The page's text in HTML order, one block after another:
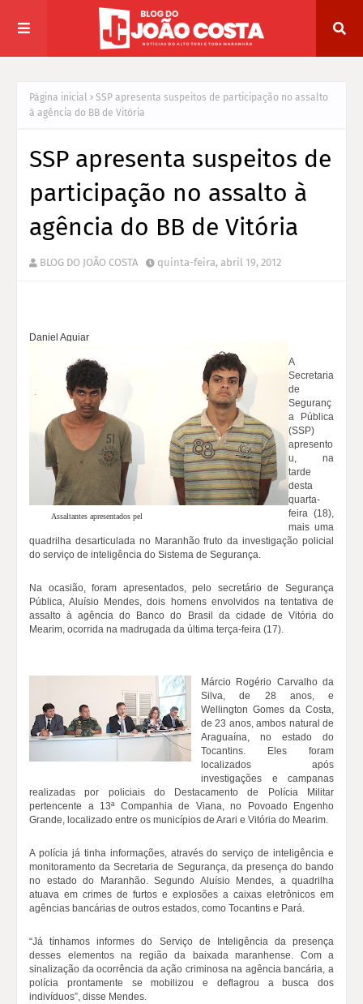
Página inicial
SSP apresenta suspeitos de participação no assalto
à agência do BB de Vitória
SSP apresenta suspeitos de
participação no assalto à
agência do BB de Vitória
BLOG DO JOÃO COSTA quinta-feira, abril 19, 2012
Daniel Aguiar
Assaltantes apresentados pel
A
Secretaria
de
Seguranç
a Pública
(SSP)
apresento
u, na
tarde
desta
quarta-
feira (18),
mais uma
quadrilha desarticulada no Maranhão fruto da investigação policial
do serviço de inteligência do Sistema de Segurança.
Na ocasião, foram apresentados, pelo secretário de Segurança
Pública, Aluísio Mendes, dois homens envolvidos na tentativa de
assalto à agência do Banco do Brasil da cidade de Vitória do
Mearim, ocorrida na madrugada da última terça-feira (17).
Márcio Rogério Carvalho da
Silva, de 28 anos, e
Wellington Gomes da Costa,
de 23 anos, ambos natural de
Araguaína, no estado do
Tocantins. Eles foram
localizados após
investigações e campanas
realizadas por policiais do Destacamento de Polícia Militar
pertencente a 13ª Companhia de Viana, no Povoado Engenho
Grande, localizado entre os municípios de Arari e Vitória do Mearim.
A polícia já tinha informações, através do serviço de inteligência e
monitoramento da Secretaria de Segurança, da presença do bando
no estado do Maranhão. Segundo Aluísio Mendes, a quadrilha
atuava em crimes de furtos e explosões a caixas eletrônicos em
agências bancárias de outros estados, como Tocantins e Pará.
“Já tínhamos informes do Serviço de Inteligência da presença
desses elementos na região da baixada maranhense. Com a
sinalização da ocorrência da ação criminosa na agência bancária, a
polícia prontamente se mobilizou e deflagrou a busca dos
indivíduos”, disse Mendes.